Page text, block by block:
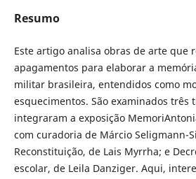
Resumo
Este artigo analisa obras de arte que
apagamentos para elaborar a
militar brasileira, entendidos como
esquecimentos. São examinados três
integraram a exposição
com curadoria de Márcio Seligmann-
Reconstituição, de Lais Myrrha; e
escolar, de Leila Danziger. Aqui,